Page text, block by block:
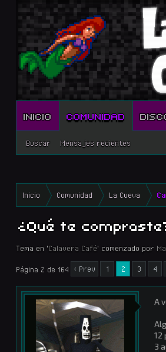
INICIO COMUNIDAD
Buscar Mensajes recientes
Inicio Comunidad La Cueva
¿Qué te
Tema en 'Calavera Café' comenzado por
Página 2 de 164 < Prev 1 2 3 4
A
12
3